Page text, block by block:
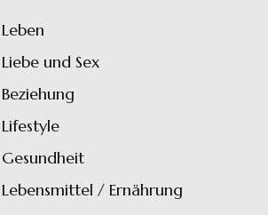
Leben
Liebe und Sex
Beziehung
Lifestyle
Gesundheit
Lebensmittel / Ernährung